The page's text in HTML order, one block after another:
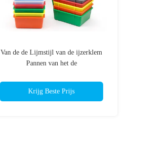
Van de de Lijmstijl van de ijzerklem
Pannen van het de
Krijg Beste Prijs